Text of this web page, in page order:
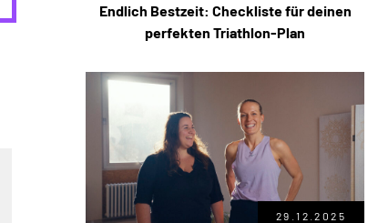
Endlich Bestzeit: Checkliste für deinen
perfekten Triathlon-Plan
29.12.2025